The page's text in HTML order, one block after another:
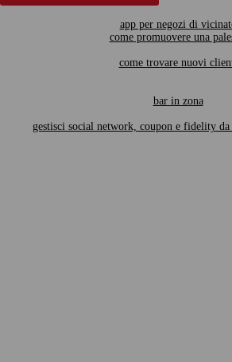
app per negozi di
come promuovere una
come trovare nuovi
bar in zona
gestisci social network, coupon e fidelity